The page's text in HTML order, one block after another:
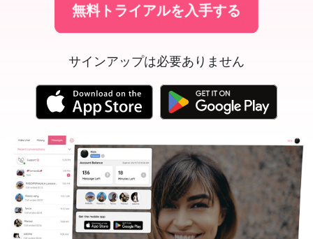
無料トライアルを入手する
サインアップは必要ありません